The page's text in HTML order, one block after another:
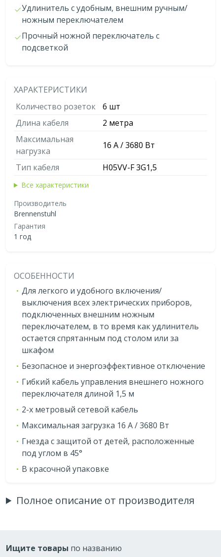
Удлинитель с удобным, внешним ручным/
ножным переключателем
Прочный ножной переключатель с
подсветкой
ХАРАКТЕРИСТИКИ
Количество розеток
6 шт
Длина кабеля
2 метра
Максимальная
нагрузка
16 А / 3680 Вт
Тип кабеля H05VV-F 3G1,5
Все характеристики
Производитель
Brennenstuhl
Гарантия
1 год
ОСОБЕННОСТИ
Для легкого и удобного включения/
выключения всех электрических приборов,
подключенных внешним ножным
переключателем, в то время как удлинитель
остается спрятанным под столом или за
шкафом
Безопасное и энергоэффективное отключение
Гибкий кабель управления внешнего ножного
переключателя длиной 1,5 м
2-x метровый сетевой кабель
Максимальная загрузка 16 A / 3680 Вт
Гнезда с защитой от детей, расположенные
под углом в 45°
B красочной упаковке
Полное описание от производителя
Ищите товары по названию